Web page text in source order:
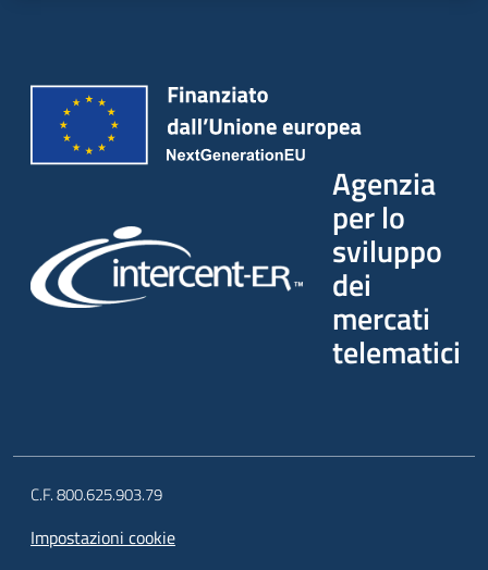
Agenzia
per lo
sviluppo
dei
mercati
telematici
C.F. 800.625.903.79
Impostazioni cookie